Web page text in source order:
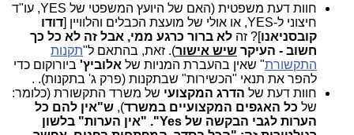
חוות דעת משפטית (האם של היועץ המשפטי של YES, עו"ד
חיצוני ל-YES, או אולי של מועצת הכבלים והלוויין [
דודו
קובסניאנו]? זה לא ברור כרגע ממי, אבל זה לא כל כך
חשוב - העיקר שיש אישור). זאת, בהתאם ל"תקנות
התקשורת" שאין בהעברת המניות של אלוביץ' ביורוקום כדי
להפר את תנאי "הכשירות" שבתקנות (פרק ג' בתקנות). .
חוות דעת של הדרג המקצועי של משרד התקשורת (כלומר:
של כל האגפים המקצועיים במשרד), ש"אין להם כל
הערות לגבי הבקשה של Yes". "אין הערות" בלשון